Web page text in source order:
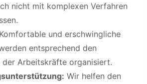
nicht mit komplexen Verfahren
Komfortable und erschwingliche
entsprechend den
der Arbeitskräfte organisiert.
Wir helfen den